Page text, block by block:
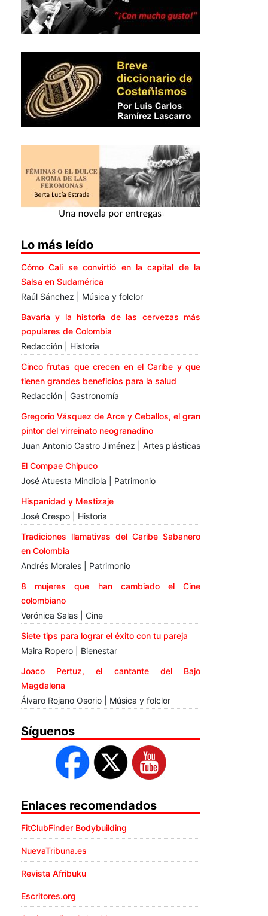
Lo más leído
Cómo Cali se convirtió en la capital de la
Salsa en Sudamérica
Raúl Sánchez | Música y folclor
Bavaria y la historia de las cervezas más
populares de Colombia
Redacción | Historia
Cinco frutas que crecen en el Caribe y que
tienen grandes beneficios para la salud
Redacción | Gastronomía
Gregorio Vásquez de Arce y Ceballos, el gran
pintor del virreinato neogranadino
Juan Antonio Castro Jiménez | Artes plásticas
El Compae Chipuco
José Atuesta Mindiola | Patrimonio
Hispanidad y Mestizaje
José Crespo | Historia
Tradiciones llamativas del Caribe Sabanero
en Colombia
Andrés Morales | Patrimonio
8 mujeres que han cambiado el Cine
colombiano
Verónica Salas | Cine
Siete tips para lograr el éxito con tu pareja
Maira Ropero | Bienestar
Joaco Pertuz, el cantante del Bajo
Magdalena
Álvaro Rojano Osorio | Música y folclor
Síguenos
Enlaces recomendados
FitClubFinder Bodybuilding
NuevaTribuna.es
Revista Afribuku
Escritores.org